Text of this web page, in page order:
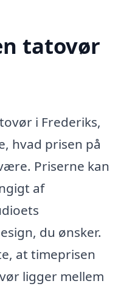
tatovør
i Frederiks,
hvad prisen på
Priserne kan
af
du ønsker.
at timeprisen
ligger mellem